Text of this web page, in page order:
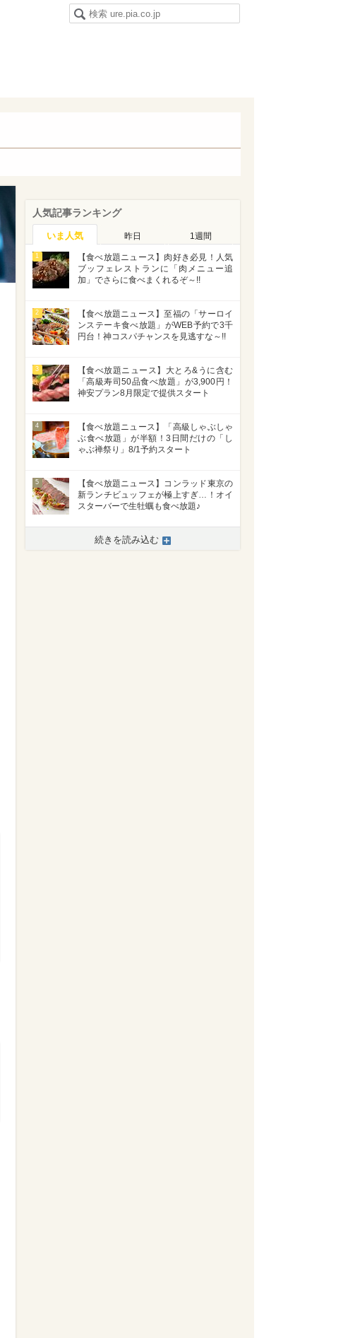
人気記事ランキング
いま人気 昨日 1週間
1
【食べ放題ニュース】肉好き必見！人気
ブッフェレストランに「肉メニュー追
加」でさらに食べまくれるぞ～!!
2
【食べ放題ニュース】至福の「サーロイ
ンステーキ食べ放題」がWEB予約で3千
円台！神コスパチャンスを見逃すな～!!
3
【食べ放題ニュース】大とろ&うに含む
「高級寿司50品食べ放題」が3,900円！
神安プラン8月限定で提供スタート
4
【食べ放題ニュース】「高級しゃぶしゃ
ぶ食べ放題」が半額！3日間だけの「し
ゃぶ禅祭り」8/1予約スタート
5
【食べ放題ニュース】コンラッド東京の
新ランチビュッフェが極上すぎ…！オイ
スターバーで生牡蠣も食べ放題♪
続きを読み込む